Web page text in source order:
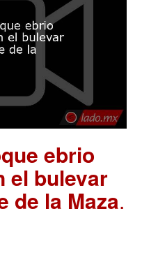
ebrio
el bulevar
de la Maza.